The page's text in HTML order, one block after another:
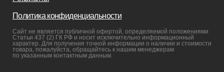
Реставрация
Бизнесу